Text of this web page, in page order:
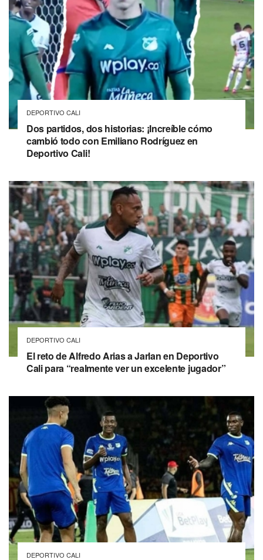
DEPORTIVO CALI
Dos partidos, dos historias: ¡Increíble cómo
cambió todo con Emiliano Rodríguez en
Deportivo Cali!
DEPORTIVO CALI
El reto de Alfredo Arias a Jarlan en Deportivo
Cali para “realmente ver un excelente jugador”
DEPORTIVO CALI